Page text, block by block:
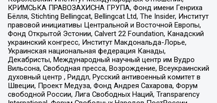
КРИМСЬКА ПРАВОЗАХИСНА ГРУПА, Фонд имени Генриха
Бёлля, Stichting Bellingcat, Bellingcat Ltd, The Insider, Институт
правовой инициативы Центральной и Восточной Европы,
Фонд Открытой Эстонии, Calvert 22 Foundation, Канадский
украинский конгресс, Институт Макдональда-Лорье,
Украинская национальная федерация Канады,
Декабристы, Международный научный центр им Вудро
Вильсона, Свободная пресса, Возрождение, Всеукраинский
духовный центр , Риддл, Русский антивоенный комитет в
Швеции, Проект Медуза, Фонд Андрея Сахарова, Форум
свободной России, Лига Свободных Наций, Transparеncy